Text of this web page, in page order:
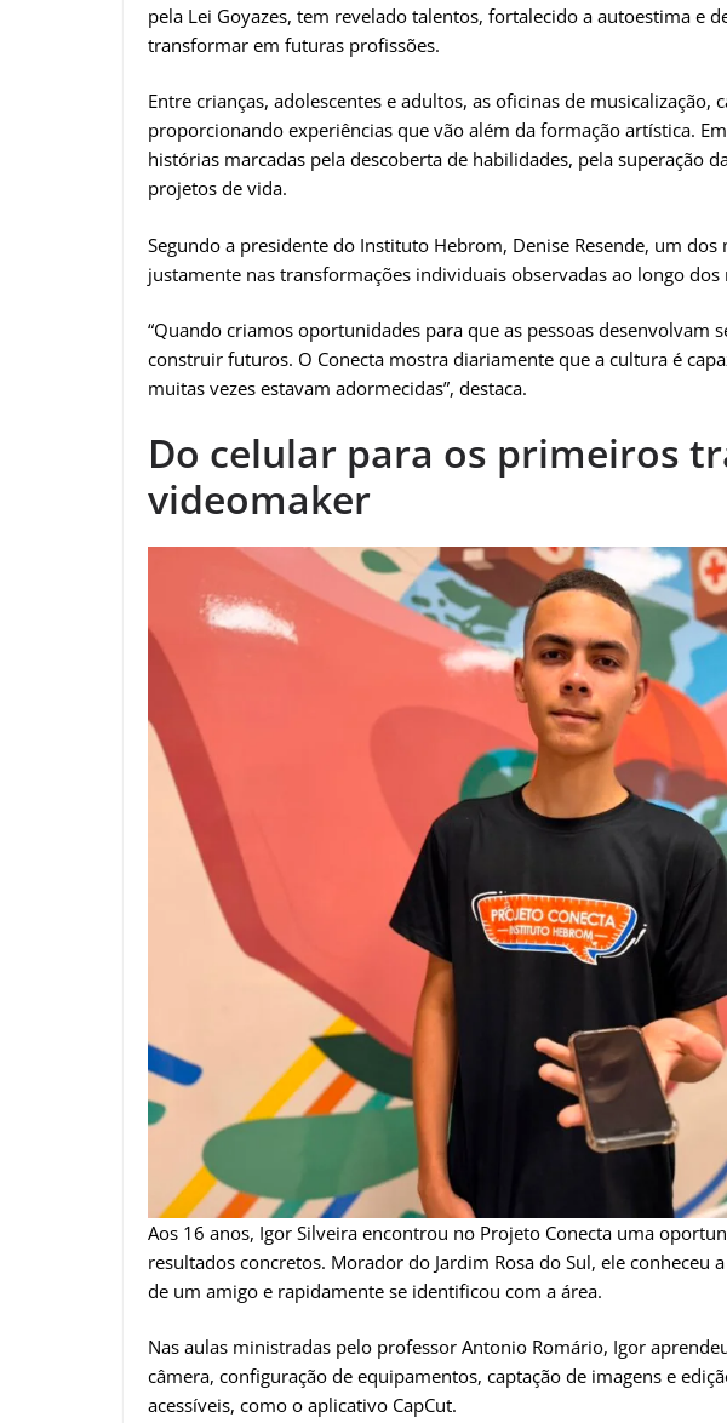
pela Lei Goyazes, tem revelado talentos, fortalecido a autoestima e
transformar em futuras profissões.
Entre crianças, adolescentes e adultos, as oficinas de
proporcionando experiências que vão além da formação artística.
histórias marcadas pela descoberta de habilidades, pela superação
projetos de vida.
Segundo a presidente do Instituto Hebrom, Denise Resende, um
justamente nas transformações individuais observadas ao longo dos
“Quando criamos oportunidades para que as pessoas desenvolvam
construir futuros. O Conecta mostra diariamente que a cultura é
muitas vezes estavam adormecidas”, destaca.
Do celular para os primeiros
videomaker
Aos 16 anos, Igor Silveira encontrou no Projeto Conecta uma
resultados concretos. Morador do Jardim Rosa do Sul, ele conheceu
de um amigo e rapidamente se identificou com a área.
Nas aulas ministradas pelo professor Antonio Romário, Igor
câmera, configuração de equipamentos, captação de imagens e
acessíveis, como o aplicativo CapCut.